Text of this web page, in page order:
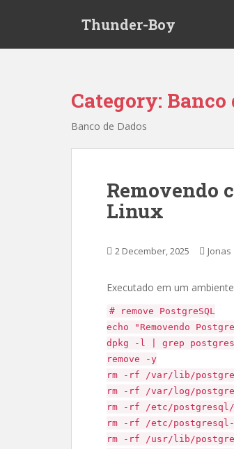
Thunder-Boy
Category: Banco
Banco de Dados
Removendo
Linux
2 December, 2025 Jonas
Executado em um
# remove PostgreSQL
echo "Removendo
dpkg -l | grep
remove -y
rm -rf /var/lib/
rm -rf /var/log/
rm -rf /etc/postgresql/
rm -rf /etc/postgresql-
rm -rf /usr/lib/